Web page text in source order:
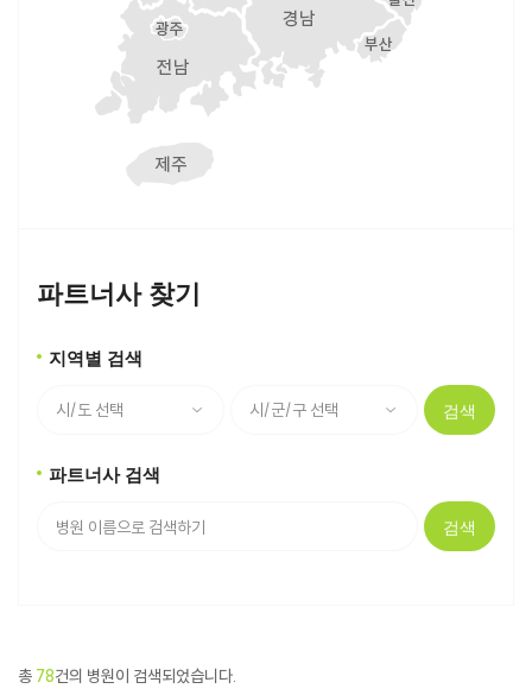
파트너사 찾기
지역별 검색
검색
파트너사 검색
검색
총 78건의 병원이 검색되었습니다.